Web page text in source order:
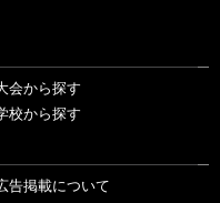
会から探す
校から探す
告掲載について